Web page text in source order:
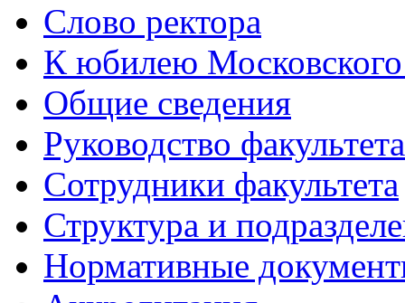
Слово ректора
К юбилею Московского
Общие сведения
Руководство факультета
Сотрудники факультета
Структура и
Нормативные